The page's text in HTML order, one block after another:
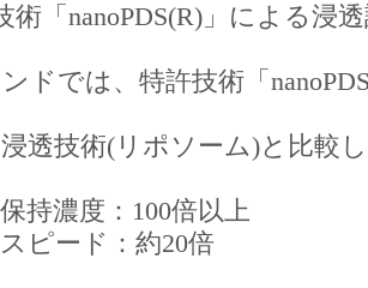
術「nanoPDS(R)」による浸
ドでは、特許技術「
透技術(リポソーム)と比較
保持濃度：100倍以上
スピード：約20倍